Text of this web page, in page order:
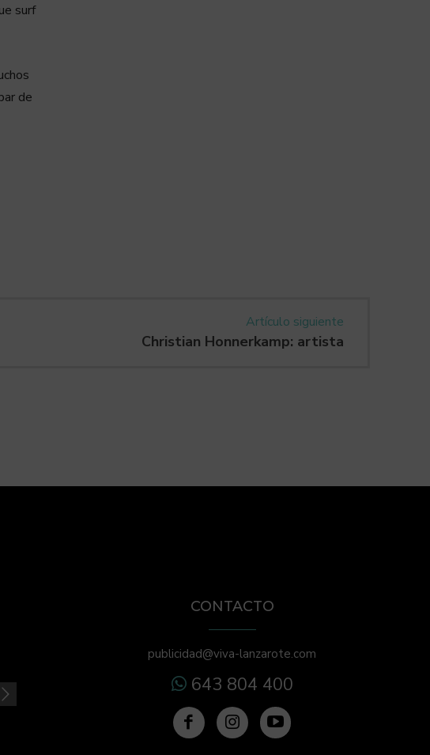
surf
de
Artículo siguiente
Christian Honnerkamp: artista
CONTACTO
publicidad@viva-lanzarote.com
643 804 400